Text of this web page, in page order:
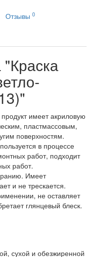
Отзывы 0
имеет акриловую
пластмассовым,
поверхностям.
в процессе
работ, подходит
работ.
Имеет
и не трескается.
не оставляет
глянцевый блеск.
сухой и обезжиренной